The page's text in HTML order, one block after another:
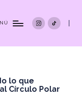
Instagram
TikTok
lo que
Círculo Polar